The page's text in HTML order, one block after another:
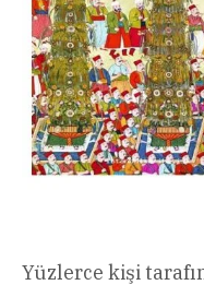
Yüzlerce kişi